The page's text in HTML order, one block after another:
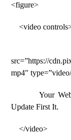
<figure>
<video
src=”https://
mp4″
Your Web
Update First It.
</video>